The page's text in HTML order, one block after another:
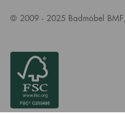
© 2009 - 2025 Badmöbel BMF,